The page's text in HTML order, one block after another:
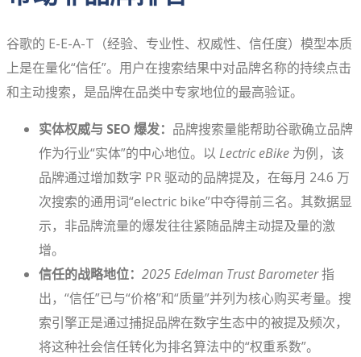
谷歌的 E-E-A-T（经验、专业性、权威性、信任度）模型本质
上是在量化“信任”。用户在搜索结果中对品牌名称的持续点击
和主动搜索，是品牌在品类中专家地位的最高验证。
实体权威与 SEO 爆发： 品牌搜索量能帮助谷歌确立品牌
作为行业“实体”的中心地位。以 Lectric eBike 为例，该
品牌通过增加数字 PR 驱动的品牌提及，在每月 24.6 万
次搜索的通用词“electric bike”中夺得前三名。其数据显
示，非品牌流量的爆发往往紧随品牌主动提及量的激
增。
信任的战略地位： 2025 Edelman Trust Barometer指
出，“信任”已与“价格”和“质量”并列为核心购买考量。搜
索引擎正是通过捕捉品牌在数字生态中的被提及频次，
将这种社会信任转化为排名算法中的“权重系数”。